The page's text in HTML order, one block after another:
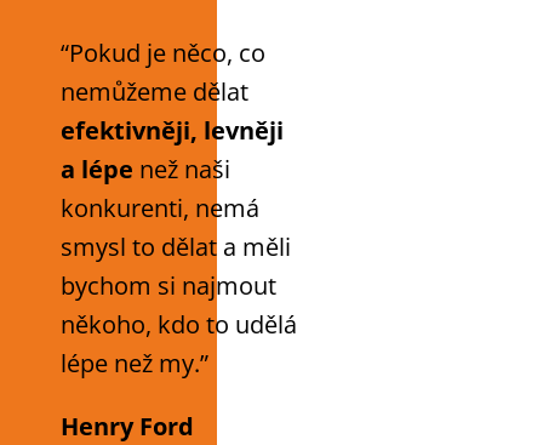
“Pokud je něco, co
nemůžeme dělat
efektivněji, levněji
a lépe než naši
konkurenti, nemá
smysl to dělat a měli
bychom si najmout
někoho, kdo to udělá
lépe než my.”
Henry Ford